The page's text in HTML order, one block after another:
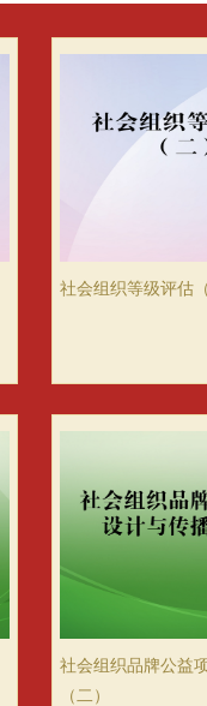
社会组织等级评估
社会组织品牌公益
（二）